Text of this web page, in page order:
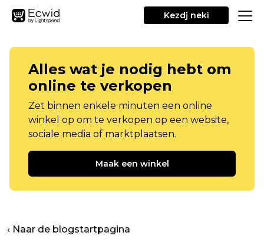
Kezdj neki
Alles wat je nodig hebt om
online te verkopen
Zet binnen enkele minuten een online
winkel op om te verkopen op een website,
sociale media of marktplaatsen.
Maak een winkel
‹ Naar de blogstartpagina